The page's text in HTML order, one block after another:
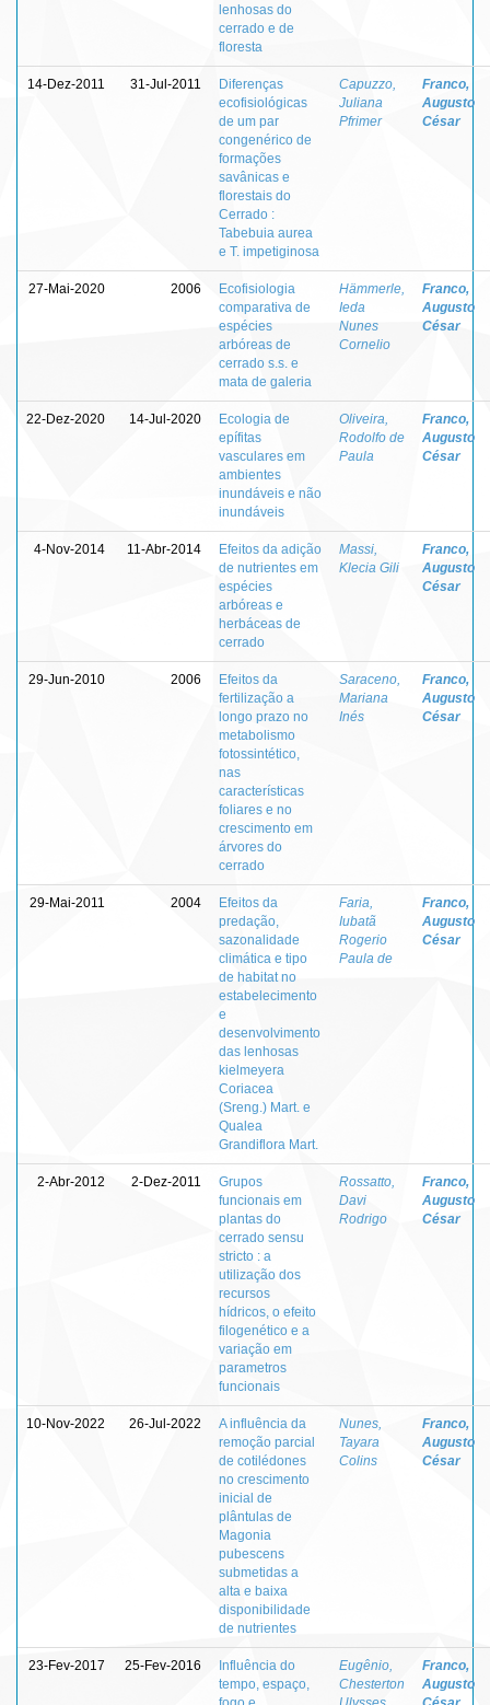
lenhosas do
cerrado e de
floresta
14-Dez-2011 31-Jul-2011
Diferenças
ecofisiológicas
de um par
congenérico de
formações
savânicas e
florestais do
Cerrado :
Tabebuia aurea
e T. impetiginosa
Capuzzo,
Juliana
Pfrimer
Franco,
Augusto
César
27-Mai-2020 2006
Ecofisiologia
comparativa de
espécies
arbóreas de
cerrado s.s. e
mata de galeria
Hämmerle,
Ieda
Nunes
Cornelio
Franco,
Augusto
César
22-Dez-2020 14-Jul-2020
Ecologia de
epífitas
vasculares em
ambientes
inundáveis e não
inundáveis
Oliveira,
Rodolfo de
Paula
Franco,
Augusto
César
4-Nov-2014 11-Abr-2014
Efeitos da adição
de nutrientes em
espécies
arbóreas e
herbáceas de
cerrado
Massi,
Klecia Gili
Franco,
Augusto
César
29-Jun-2010 2006
Efeitos da
fertilização a
longo prazo no
metabolismo
fotossintético,
nas
características
foliares e no
crescimento em
árvores do
cerrado
Saraceno,
Mariana
Inés
Franco,
Augusto
César
29-Mai-2011 2004
Efeitos da
predação,
sazonalidade
climática e tipo
de habitat no
estabelecimento
e
desenvolvimento
das lenhosas
kielmeyera
Coriacea
(Sreng.) Mart. e
Qualea
Grandiflora Mart.
Faria,
Iubatã
Rogerio
Paula de
Franco,
Augusto
César
2-Abr-2012 2-Dez-2011
Grupos
funcionais em
plantas do
cerrado sensu
stricto : a
utilização dos
recursos
hídricos, o efeito
filogenético e a
variação em
parametros
funcionais
Rossatto,
Davi
Rodrigo
Franco,
Augusto
César
10-Nov-2022 26-Jul-2022
A influência da
remoção parcial
de cotilédones
no crescimento
inicial de
plântulas de
Magonia
pubescens
submetidas a
alta e baixa
disponibilidade
de nutrientes
Nunes,
Tayara
Colins
Franco,
Augusto
César
23-Fev-2017 25-Fev-2016
Influência do
tempo, espaço,
Eugênio,
Chesterton
Franco,
Augusto